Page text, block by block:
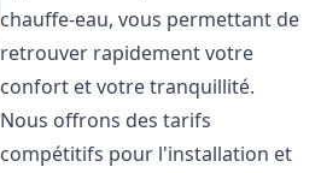
chauffe-eau, vous permettant de
retrouver rapidement votre
confort et votre tranquillité.
Nous offrons des tarifs
compétitifs pour l'installation et